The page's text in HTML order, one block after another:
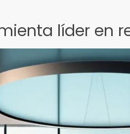
líder en